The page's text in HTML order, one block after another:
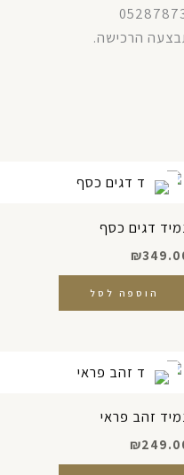
הרכישה.
דגים כסף
₪
הוספה לסל
זהב פראי
₪